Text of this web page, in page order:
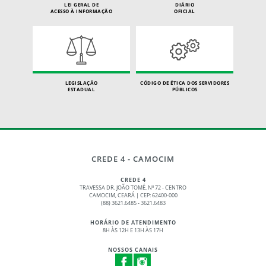
LEI GERAL DE
ACESSO À INFORMAÇÃO
DIÁRIO
OFICIAL
LEGISLAÇÃO
ESTADUAL
CÓDIGO DE ÉTICA DOS SERVIDORES
PÚBLICOS
CREDE 4 - CAMOCIM
CREDE 4
TRAVESSA DR. JOÃO TOMÉ, Nº 72 - CENTRO
CAMOCIM, CEARÁ | CEP: 62400-000
(88) 3621.6485 - 3621.6483
HORÁRIO DE ATENDIMENTO
8H ÀS 12H E 13H ÀS 17H
NOSSOS CANAIS